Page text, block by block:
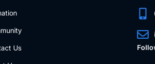
Us